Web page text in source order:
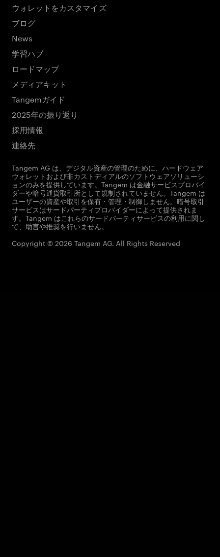
ウォレットをカスタマイズ
ブログ
News
学習ハブ
ロードマップ
メディアキット
Tangemガイド
2025年の振り返り
採用情報
連絡先
Tangem AG は、デジタル資産の管理のために、ハードウェア
ウォレットおよび非カストディアルのソフトウェアソリューシ
ョンのみを提供しています。Tangem は金融サービスプロバイ
ダーや暗号通貨取引所として規制されていません。Tangem は
ユーザーの資産や取引を保有・管理・制御しません。暗号取引
サービスはサードパーティプロバイダーによって提供されま
す。Tangem はこれらのサードパーティサービスの利用に関し
て、助言や推奨を行いません。